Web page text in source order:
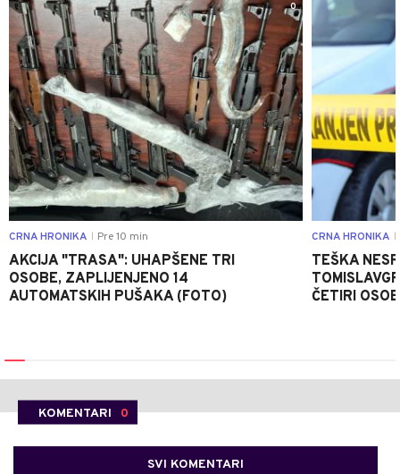
0
CRNA HRONIKA Pre 10 min
AKCIJA "TRASA": UHAPŠENE TRI
OSOBE, ZAPLIJENJENO 14
AUTOMATSKIH PUŠAKA (FOTO)
CRNA HRONIKA
TEŠKA
ČETIRI
KOMENTARI 0
SVI KOMENTARI